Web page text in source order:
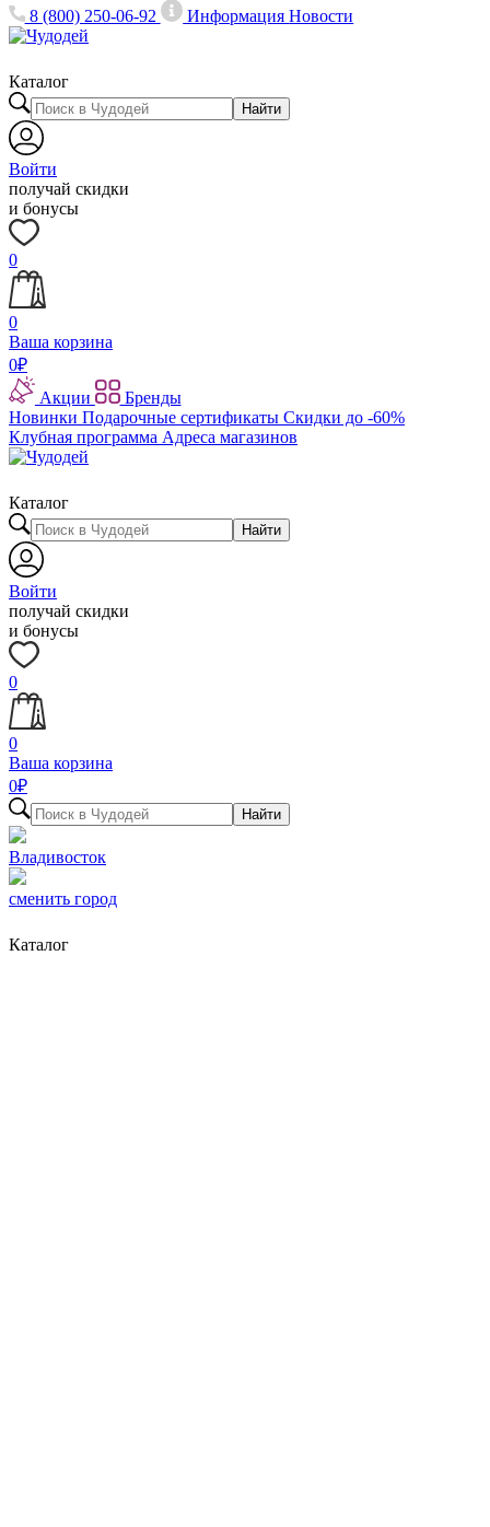
8 (800) 250-06-92
ИнформацияНовости
Каталог
Найти
Войти
получай скидки
и бонусы
0
0
Ваша корзина
0₽
Акции
Бренды
Новинки Подарочные сертификаты Скидки до -60%
Клубная программа Адреса магазинов
Каталог
Найти
Войти
получай скидки
и бонусы
0
0
Ваша корзина
0₽
Найти
Владивосток
сменить город
Каталог